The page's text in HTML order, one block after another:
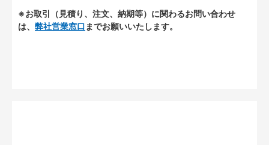
※お取引（見積り、注文、納期等）に関わるお問い合わせ
は、 弊社営業窓口 までお願いいたします。